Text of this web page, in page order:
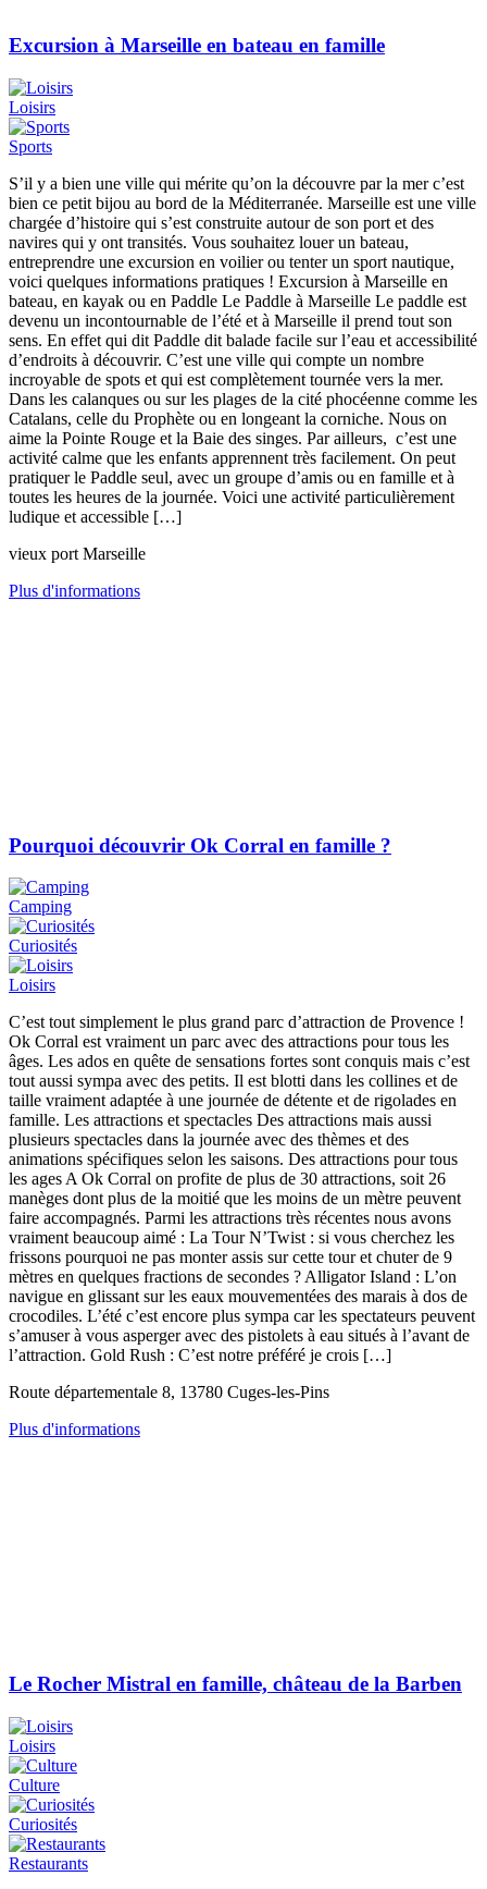
Excursion à Marseille en bateau en famille
Loisirs
Sports
S’il y a bien une ville qui mérite qu’on la découvre par la mer c’est
bien ce petit bijou au bord de la Méditerranée. Marseille est une ville
chargée d’histoire qui s’est construite autour de son port et des
navires qui y ont transités. Vous souhaitez louer un bateau,
entreprendre une excursion en voilier ou tenter un sport nautique,
voici quelques informations pratiques ! Excursion à Marseille en
bateau, en kayak ou en Paddle Le Paddle à Marseille Le paddle est
devenu un incontournable de l’été et à Marseille il prend tout son
sens. En effet qui dit Paddle dit balade facile sur l’eau et accessibilité
d’endroits à découvrir. C’est une ville qui compte un nombre
incroyable de spots et qui est complètement tournée vers la mer.
Dans les calanques ou sur les plages de la cité phocéenne comme les
Catalans, celle du Prophète ou en longeant la corniche. Nous on
aime la Pointe Rouge et la Baie des singes. Par ailleurs, c’est une
activité calme que les enfants apprennent très facilement. On peut
pratiquer le Paddle seul, avec un groupe d’amis ou en famille et à
toutes les heures de la journée. Voici une activité particulièrement
ludique et accessible […]
vieux port Marseille
Plus d'informations
Pourquoi découvrir Ok Corral en famille ?
Camping
Curiosités
Loisirs
C’est tout simplement le plus grand parc d’attraction de Provence !
Ok Corral est vraiment un parc avec des attractions pour tous les
âges. Les ados en quête de sensations fortes sont conquis mais c’est
tout aussi sympa avec des petits. Il est blotti dans les collines et de
taille vraiment adaptée à une journée de détente et de rigolades en
famille. Les attractions et spectacles Des attractions mais aussi
plusieurs spectacles dans la journée avec des thèmes et des
animations spécifiques selon les saisons. Des attractions pour tous
les ages A Ok Corral on profite de plus de 30 attractions, soit 26
manèges dont plus de la moitié que les moins de un mètre peuvent
faire accompagnés. Parmi les attractions très récentes nous avons
vraiment beaucoup aimé : La Tour N’Twist : si vous cherchez les
frissons pourquoi ne pas monter assis sur cette tour et chuter de 9
mètres en quelques fractions de secondes ? Alligator Island : L’on
navigue en glissant sur les eaux mouvementées des marais à dos de
crocodiles. L’été c’est encore plus sympa car les spectateurs peuvent
s’amuser à vous asperger avec des pistolets à eau situés à l’avant de
l’attraction. Gold Rush : C’est notre préféré je crois […]
Route départementale 8, 13780 Cuges-les-Pins
Plus d'informations
Le Rocher Mistral en famille, château de la Barben
Loisirs
Culture
Curiosités
Restaurants